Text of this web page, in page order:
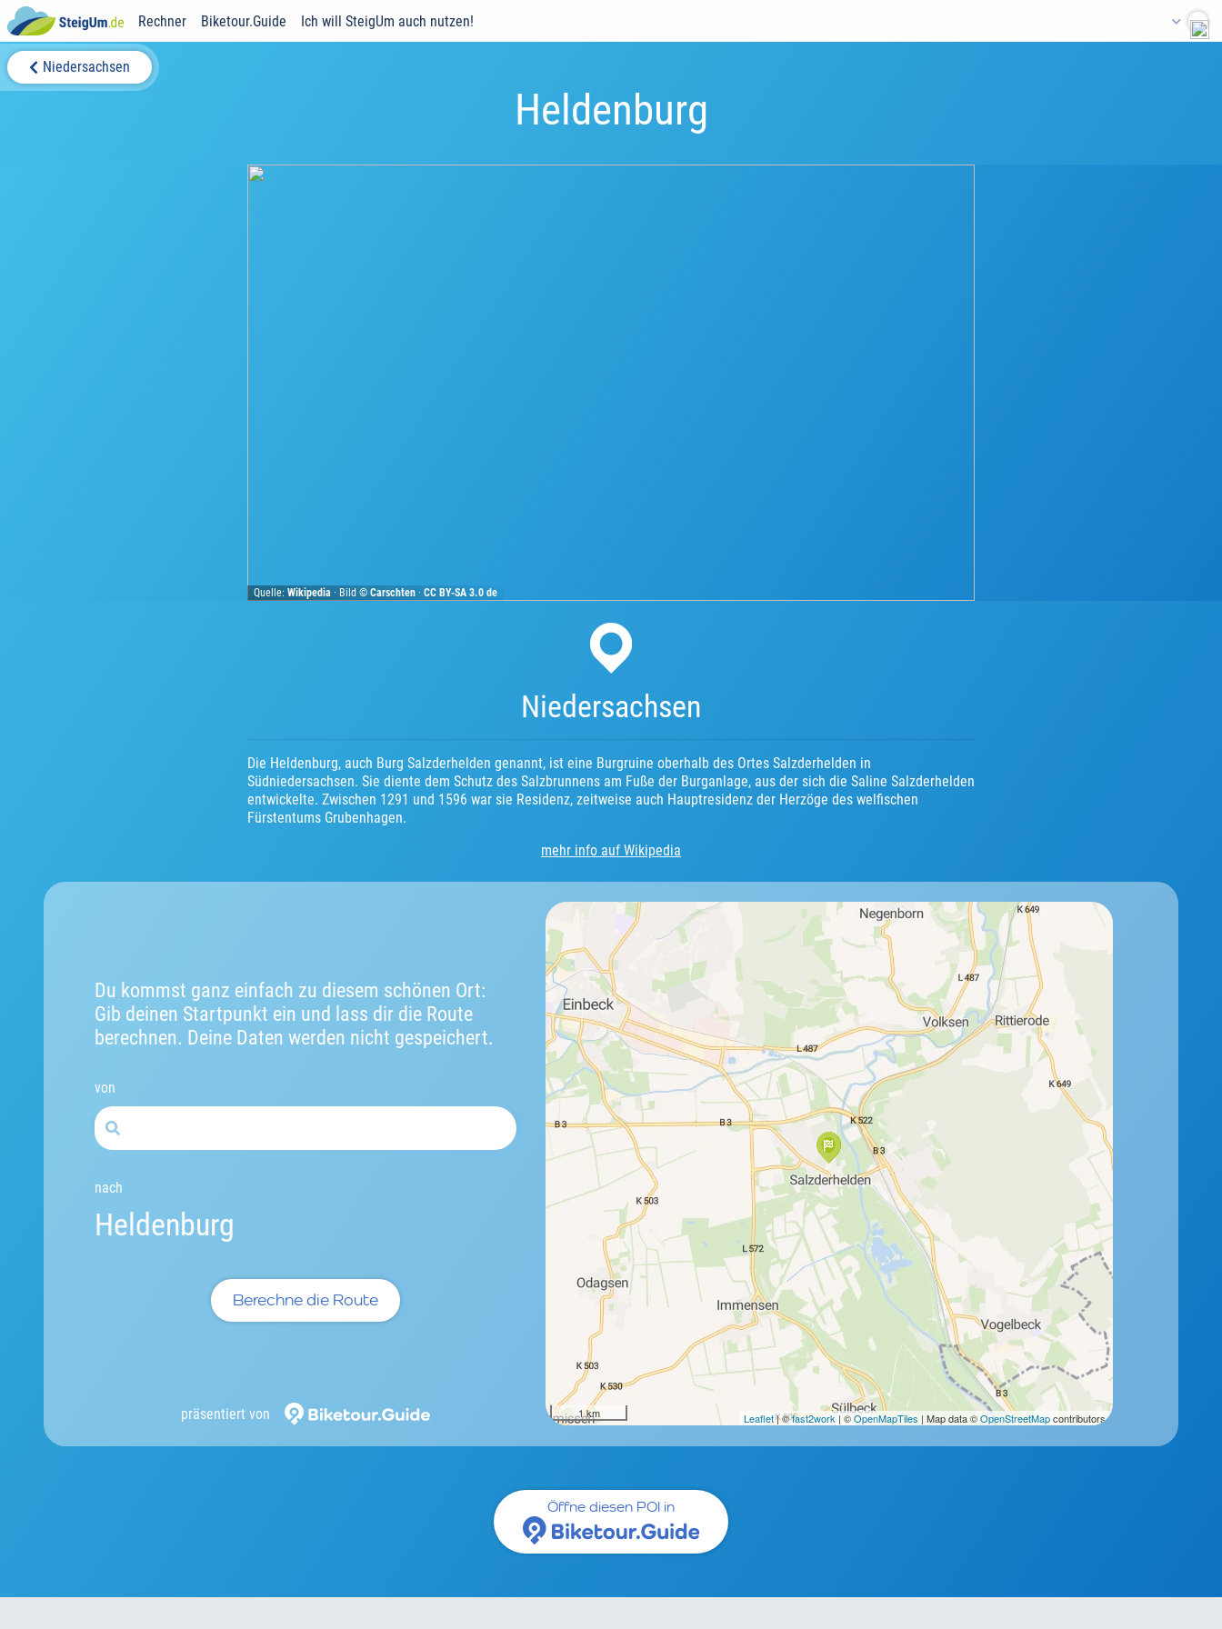
Rechner Biketour.Guide Ich will SteigUm auch nutzen!
Niedersachsen
Heldenburg
Quelle:Wikipedia · Bild ©Carschten ·CC BY-SA 3.0 de
Niedersachsen
Die Heldenburg, auch Burg Salzderhelden genannt, ist eine Burgruine oberhalb des Ortes Salzderhelden in
Südniedersachsen. Sie diente dem Schutz des Salzbrunnens am Fuße der Burganlage, aus der sich die Saline Salzderhelden
entwickelte. Zwischen 1291 und 1596 war sie Residenz, zeitweise auch Hauptresidenz der Herzöge des welfischen
Fürstentums Grubenhagen.
mehr info auf Wikipedia
Du kommst ganz einfach zu diesem schönen Ort:
Gib deinen Startpunkt ein und lass dir die Route
berechnen. Deine Daten werden nicht gespeichert.
von
nach
Heldenburg
Berechne die Route
präsentiert von 1 km Leaflet| ©fast2work | ©OpenMapTiles | Map data ©OpenStreetMapcontributors.
Öffne diesen POI in